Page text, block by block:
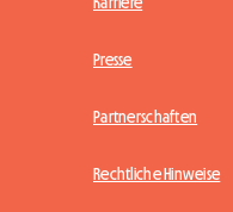
Presse
Partnerschaften
Rechtliche Hinweise